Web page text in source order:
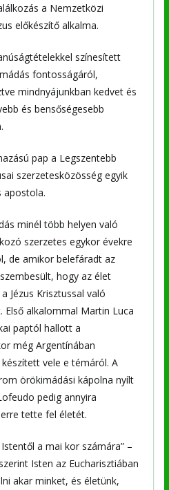
a Nemzetközi
előkészítő alkalma.
színesített
fontosságáról,
mindnyájunkban kedvet és
és bensőségesebb
pap a Legszentebb
szerzetesközösség egyik
apostola.
minél több helyen való
szerzetes egykor évekre
de amikor belefáradt az
hogy az élet
Jézus Krisztussal való
alkalommal Martin Luca
paptól hallott a
még Argentínában
vele e témáról. A
örökimádási kápolna nyílt
pedig annyira
tette fel életét.
a mai kor számára” –
Isten az Eucharisztiában
akar minket, és életünk,